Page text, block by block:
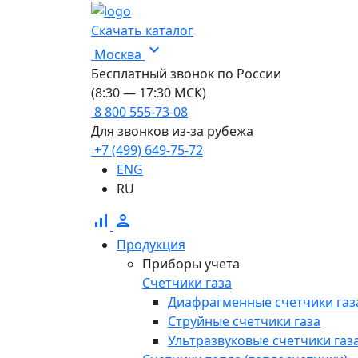
Скачать каталог
Москва expand_more
Бесплатный звонок по России
(8:30 — 17:30 МСК)
8 800 555-73-08
Для звонков из-за рубежа
+7 (499) 649-75-72
ENG
RU
signal_cellular_alt person
Продукция
Приборы учета
Счетчики газа
Диафрагменные счетчики
Струйные счетчики газа
Ультразвуковые счетчики